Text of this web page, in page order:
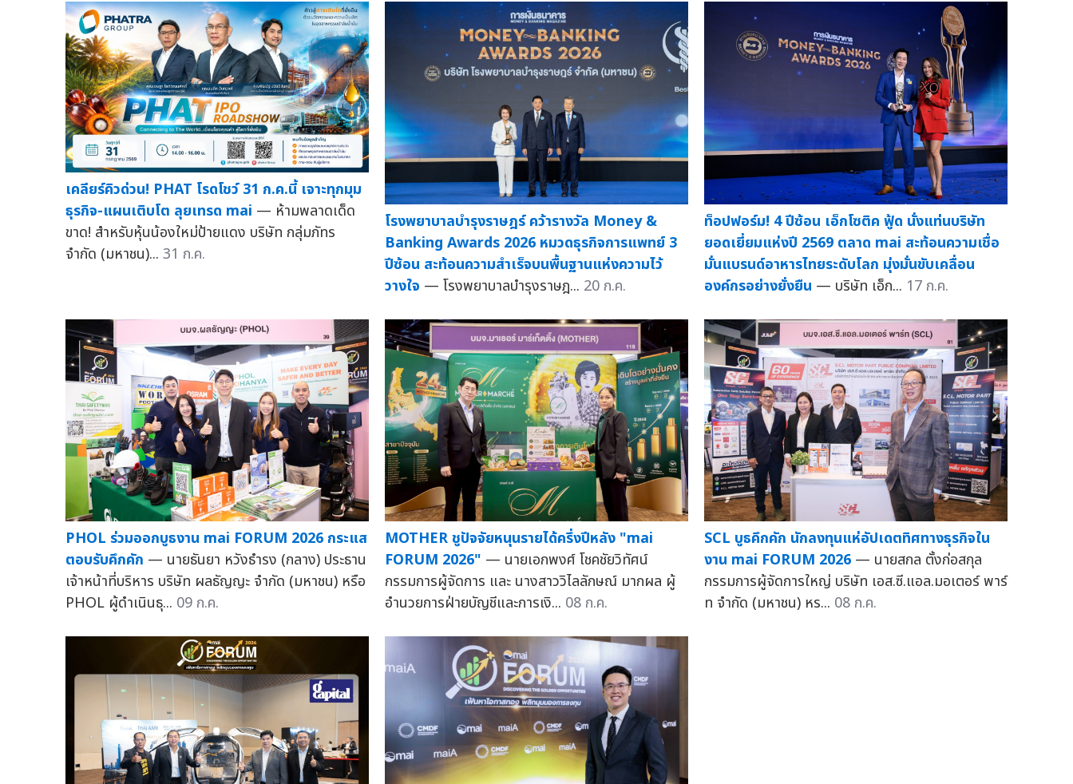
เคลียร์คิวด่วน! PHAT โรดโชว์ 31 ก.ค.นี้ เจาะทุกมุม
ธุรกิจ-แผนเติบโต ลุยเทรด mai — ห้ามพลาดเด็ด
ขาด! สำหรับหุ้นน้องใหม่ป้ายแดง บริษัท กลุ่มภัทร
จำกัด (มหาชน)... 31 ก.ค.
โรงพยาบาลบำรุงราษฎร์ คว้ารางวัล Money &
Banking Awards 2026 หมวดธุรกิจการแพทย์ 3
ปีซ้อน สะท้อนความสำเร็จบนพื้นฐานแห่งความไว้
วางใจ — โรงพยาบาลบำรุงราษฎ... 20 ก.ค.
ท็อปฟอร์ม! 4 ปีซ้อน เอ็กโซติค ฟู้ด นั่งแท่นบริษัท
ยอดเยี่ยมแห่งปี 2569 ตลาด mai สะท้อนความเชื่อ
มั่นแบรนด์อาหารไทยระดับโลก มุ่งมั่นขับเคลื่อน
องค์กรอย่างยั่งยืน — บริษัท เอ็ก... 17 ก.ค.
PHOL ร่วมออกบูธงาน mai FORUM 2026 กระแส
ตอบรับคึกคัก — นายธันยา หวังธำรง (กลาง) ประธาน
เจ้าหน้าที่บริหาร บริษัท ผลธัญญะ จำกัด (มหาชน) หรือ
PHOL ผู้ดำเนินธุ... 09 ก.ค.
MOTHER ชูปัจจัยหนุนรายได้ครึ่งปีหลัง "mai
FORUM 2026" — นายเอกพงศ์ โชคชัยวิทัศน์
กรรมการผู้จัดการ และ นางสาววิไลลักษณ์ มากผล ผู้
อำนวยการฝ่ายบัญชีและการเงิ... 08 ก.ค.
SCL บูธคึกคัก นักลงทุนแห่อัปเดตทิศทางธุรกิจใน
งาน mai FORUM 2026 — นายสกล ตั้งก่อสกุล
กรรมการผู้จัดการใหญ่ บริษัท เอส.ซี.แอล.มอเตอร์ พาร์
ท จำกัด (มหาชน) หร... 08 ก.ค.